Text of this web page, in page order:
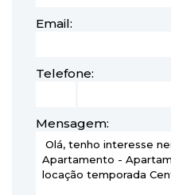
Email:
Telefone:
Mensagem: